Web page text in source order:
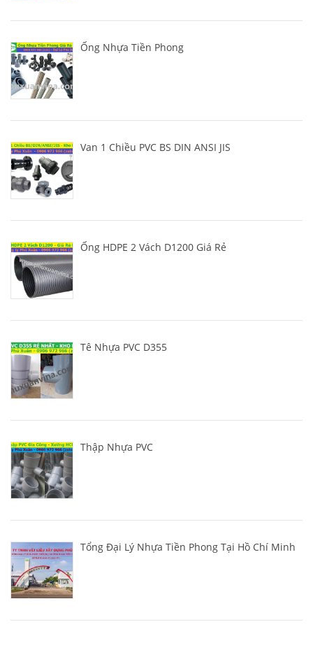
Ống Nhựa Tiền Phong
Van 1 Chiều PVC BS DIN ANSI JIS
Ống HDPE 2 Vách D1200 Giá Rẻ
Tê Nhựa PVC D355
Thập Nhựa PVC
Tổng Đại Lý Nhựa Tiền Phong Tại Hồ Chí Minh